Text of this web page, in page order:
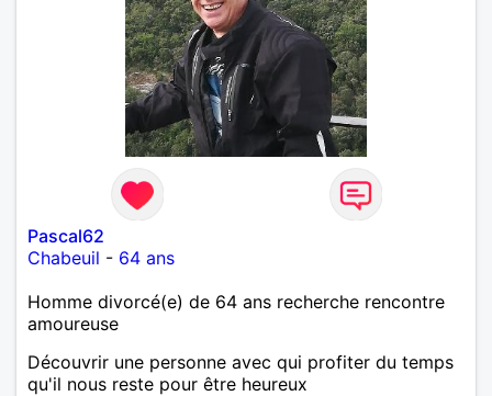
Pascal62
Chabeuil - 64 ans
Homme divorcé(e) de 64 ans recherche rencontre
amoureuse
Découvrir une personne avec qui profiter du temps
qu'il nous reste pour être heureux